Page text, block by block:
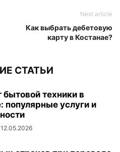
Next article
Как выбрать дебетовую
карту в Костанае?
СТАТЬИ
бытовой техники в
популярные услуги и
12.05.2026